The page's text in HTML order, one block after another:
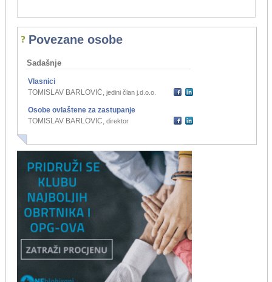
Povezane osobe
Sadašnje
Vlasnici
TOMISLAV BARLOVIĆ, jedini član j.d.o.o.
Osobe ovlaštene za zastupanje
TOMISLAV BARLOVIĆ, direktor